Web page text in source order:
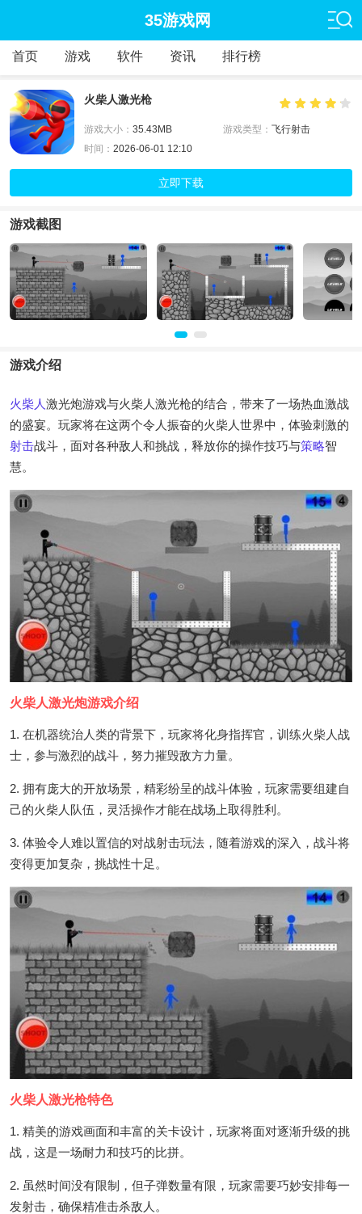
35游戏网
首页 游戏 软件 资讯 排行榜
火柴人激光枪
游戏大小： 35.43MB 游戏类型： 飞行射击
时间： 2026-06-01 12:10
立即下载
游戏截图
游戏介绍
火柴人激光炮游戏与火柴人激光枪的结合，带来了一场热血激战
的盛宴。玩家将在这两个令人振奋的火柴人世界中，体验刺激的
射击战斗，面对各种敌人和挑战，释放你的操作技巧与策略智
慧。
火柴人激光炮游戏介绍
1. 在机器统治人类的背景下，玩家将化身指挥官，训练火柴人战
士，参与激烈的战斗，努力摧毁敌方力量。
2. 拥有庞大的开放场景，精彩纷呈的战斗体验，玩家需要组建自
己的火柴人队伍，灵活操作才能在战场上取得胜利。
3. 体验令人难以置信的对战射击玩法，随着游戏的深入，战斗将
变得更加复杂，挑战性十足。
火柴人激光枪特色
1. 精美的游戏画面和丰富的关卡设计，玩家将面对逐渐升级的挑
战，这是一场耐力和技巧的比拼。
2. 虽然时间没有限制，但子弹数量有限，玩家需要巧妙安排每一
发射击，确保精准击杀敌人。